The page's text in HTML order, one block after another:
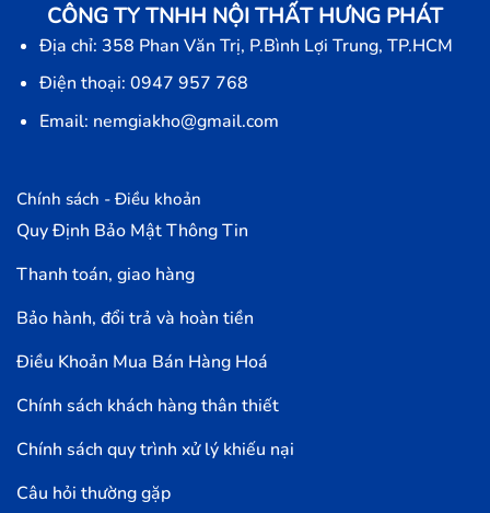
CÔNG TY TNHH NỘI THẤT HƯNG PHÁT
Địa chỉ: 358 Phan Văn Trị, P.Bình Lợi Trung, TP.HCM
Điện thoại: 0947 957 768
Email: nemgiakho@gmail.com
Chính sách - Điều khoản
Quy Định Bảo Mật Thông Tin
Thanh toán, giao hàng
Bảo hành, đổi trả và hoàn tiền
Điều Khoản Mua Bán Hàng Hoá
Chính sách khách hàng thân thiết
Chính sách quy trình xử lý khiếu nại
Câu hỏi thường gặp